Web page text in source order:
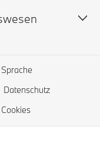
Datenschutz
Cookies